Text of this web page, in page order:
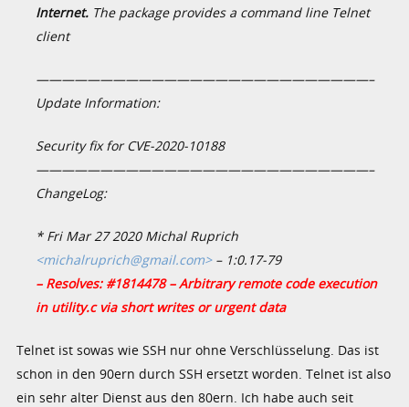
Internet. The package provides a command line Telnet
client
——————————————————————————–
Update Information:
Security fix for CVE-2020-10188
——————————————————————————–
ChangeLog:
* Fri Mar 27 2020 Michal Ruprich
<michalruprich@gmail.com>– 1:0.17-79
– Resolves: #1814478 – Arbitrary remote code execution
in utility.c via short writes or urgent data
Telnet ist sowas wie SSH nur ohne Verschlüsselung. Das ist
schon in den 90ern durch SSH ersetzt worden. Telnet ist also
ein sehr alter Dienst aus den 80ern. Ich habe auch seit